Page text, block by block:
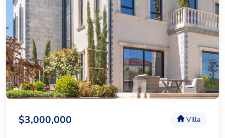
Villa
$3,000,000